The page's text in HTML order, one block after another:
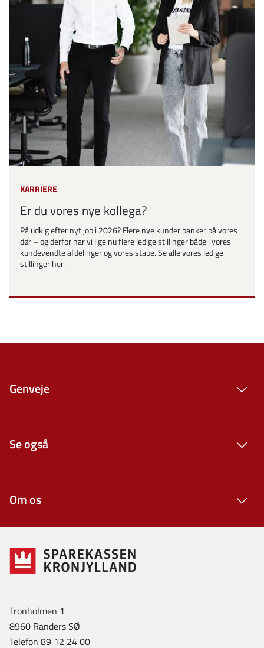
KARRIERE
Er du vores nye kollega?
På udkig efter nyt job i 2026? Flere nye kunder banker på vores
dør – og derfor har vi lige nu flere ledige stillinger både i vores
kundevendte afdelinger og vores stabe. Se alle vores ledige
stillinger her.
Genveje
Se også
Om os
Tronholmen 1
8960 Randers SØ
Telefon 89 12 24 00